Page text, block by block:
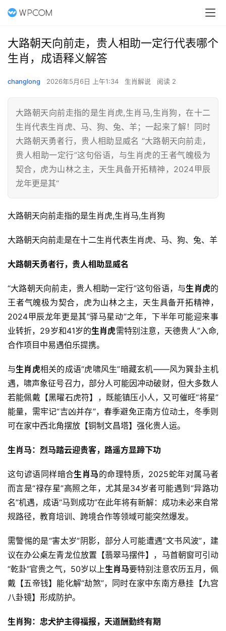
大路朝天向前走，贵人相助一定行代表哪个
生肖，成语释义解答
changlong 2026年5月6日 上午1:34 生肖解说 阅读 2
大路朝天向前走指的是生肖虎,生肖马,生肖狗，在十二
生肖代表生肖虎、马、狗、兔、羊；一起来了解！同时
大路朝天勇者行，贵人相助显威名 “大路朝天向前走，
贵人相助一定行”这句俗语，与生肖虎的王者气魄极为
契合，虎为山林之主，天生具备开拓精神，2024甲辰
龙年更是其“
大路朝天向前走指的是生肖虎,生肖马,生肖狗
大路朝天向前走是在十二生肖代表生肖虎、马、狗、兔、羊
大路朝天勇者行，贵人相助显威名
“大路朝天向前走，贵人相助一定行”这句俗语，与生肖虎的
王者气魄极为契合，虎为山林之主，天生具备开拓精神，
2024甲辰龙年更是其“驿马星动”之年，下半年可能迎来事
业转折，29岁和41岁的生肖虎需特别注意，天德贵人”入命,
合作项目中易遇伯乐提携。
与生肖虎相关的成语“虎啸风生”暗藏玄机——风为巽卦主机
遇，啸声象征号召力，部分人可能因冲动破财，但大多数人
若能佩戴【黑曜石虎符】，既能镇压小人，又可催旺“将星”
能量，需牢记“吉凶并存”，春季避免正南方位动土，冬季则
可在家中西北角摆放【铜制文昌塔】强化贵人运。
生肖马：烈马踏云迎贵客，路遥方显蹄下功
这句谚语同样暗合生肖马的命理特质，2025蛇年对属马者
而言是“禄存星”高照之年，尤其是34岁者可能遇到“异路功
名”机遇，成语“马到成功”在此年将有新解：成功未必来自常
规路径，教育培训、跨境合作等领域可能突然爆发。
需警惕的是“害太岁”阴影，部分人可能遭遇“文书风波”，建
议在办公桌左青龙位放置【翡翠马摆件】，马首朝窗可引动
“乾卦”官贵之气，50岁以上生肖马要特别注意农历五月，佩
戴【五帝钱】能化解“劫煞”，同时在家中东南方悬挂【九宫
八卦镜】形成防护。
生肖狗：忠犬护主得福报，天道酬勤终有期